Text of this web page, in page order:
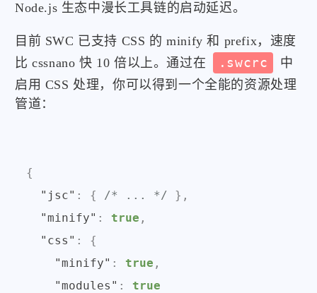
Node.js 生态中漫长工具链的启动延迟。
目前 SWC 已支持 CSS 的 minify 和 prefix，速度
比 cssnano 快 10 倍以上。通过在
.swcrc
中
启用 CSS 处理，你可以得到一个全能的资源处理
管道：
{
"jsc" : { /* ... */ } ,
"minify" : true ,
"css" :
{
"minify" : true ,
"modules" :
true